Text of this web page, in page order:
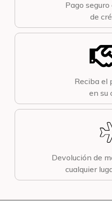
Pago
de
Reciba el
en su
Devolución de
cualquier